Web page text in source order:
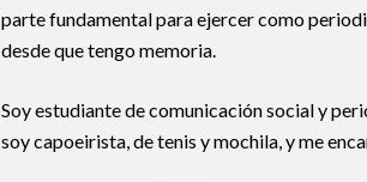
parte fundamental para ejercer como
desde que tengo memoria.
Soy estudiante de comunicación social y
soy capoeirista, de tenis y mochila, y me